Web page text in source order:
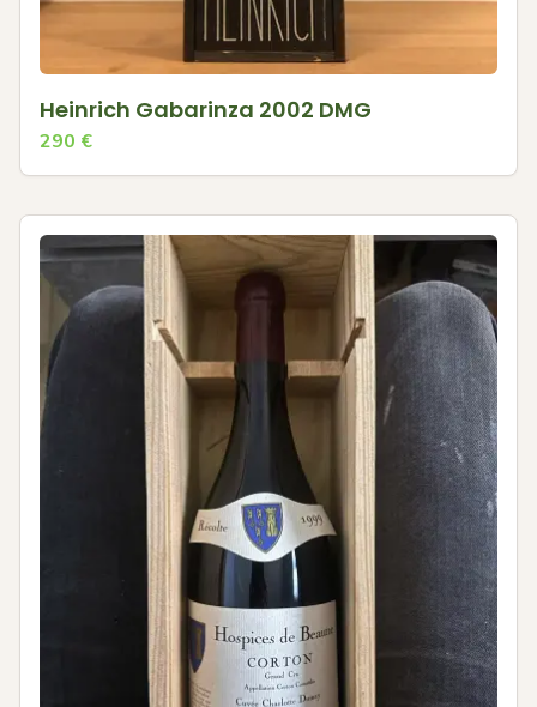
Heinrich Gabarinza 2002 DMG
290 €